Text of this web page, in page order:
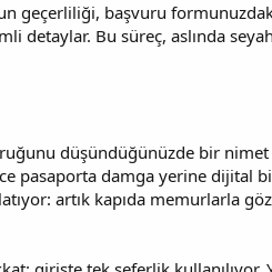
geçerliliği, başvuru
detaylar. Bu süreç, aslında
düşündüğünüzde bir
pasaporta damga yerine dijital
artık kapıda memurlarla